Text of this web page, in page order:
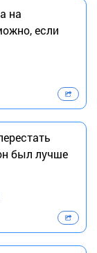
на
если
был лучше